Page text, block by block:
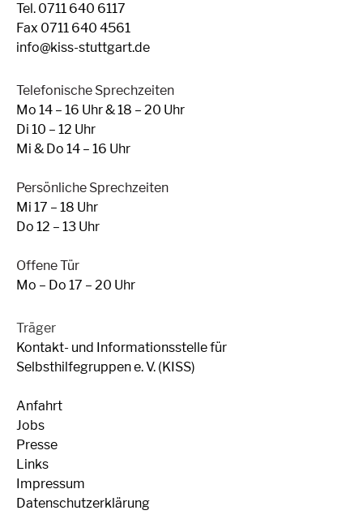
Tel. 0711 640 6117
Fax 0711 640 4561
info@kiss-stuttgart.de
Telefonische Sprechzeiten
Mo 14 – 16 Uhr & 18 – 20 Uhr
Di 10 – 12 Uhr
Mi & Do 14 – 16 Uhr
Persönliche Sprechzeiten
Mi 17 – 18 Uhr
Do 12 – 13 Uhr
Offene Tür
Mo – Do 17 – 20 Uhr
Träger
Kontakt- und Informationsstelle für
Selbsthilfegruppen e. V. (KISS)
Anfahrt
Jobs
Presse
Links
Impressum
Datenschutzerklärung